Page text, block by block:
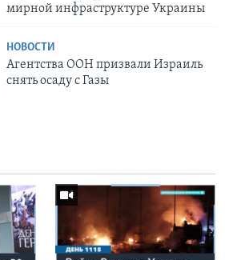
мирной инфраструктуре Украины
НОВОСТИ
Агентства ООН призвали Израиль
снять осаду с Газы